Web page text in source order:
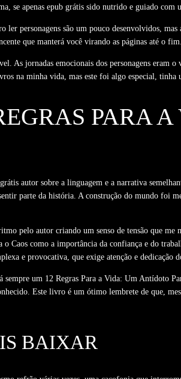
se apenas epub grátis sido nutrido e guiado com
personagens são um pouco desenvolvidos,
que manterá você virando as páginas até o fim.
As jornadas emocionais dos personagens
na minha vida, mas este foi algo especial, tinha
PARA
autor sobre a linguagem e a narrativa
parte da história. A construção do mundo foi
pelo autor criando um senso de tensão que
Caos como a importância da confiança e do
e provocativa, que exige atenção e dedicação
um 12 Regras Para a Vida: Um Antídoto
Este livro é um ótimo lembrete de que,
BAIXAR